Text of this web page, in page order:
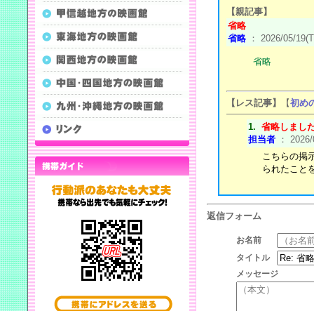
【親記事】
省略
省略 ： 2026/05/
省略
【レス記事】 【初め
1. 省略しまし
担当者 ：
こちらの掲
られたこと
返信フォーム
お名前
タイトル
メッセージ